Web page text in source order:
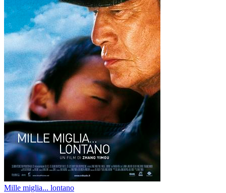
Mille miglia... lontano